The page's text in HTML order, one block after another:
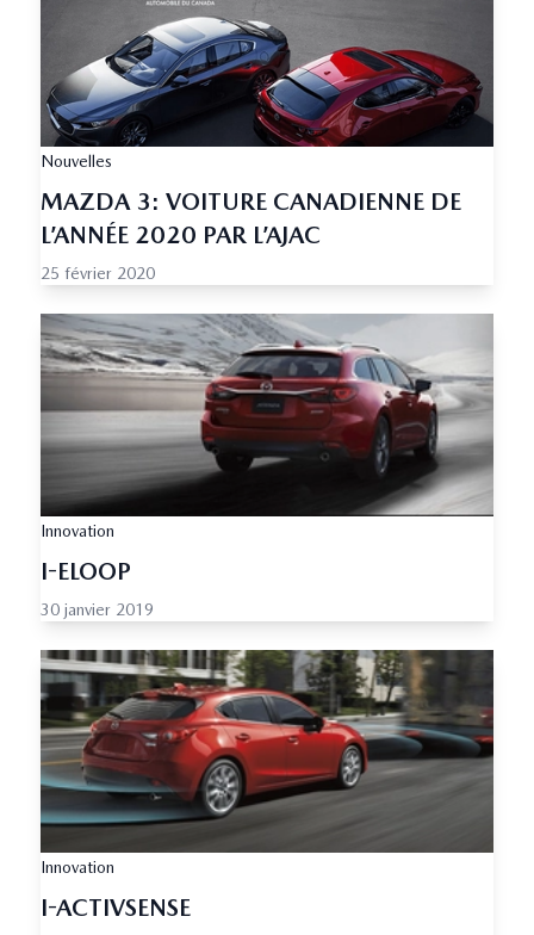
Nouvelles
MAZDA 3: VOITURE CANADIENNE DE
L’ANNÉE 2020 PAR L’AJAC
25 février 2020
Innovation
I-ELOOP
30 janvier 2019
Innovation
I-ACTIVSENSE